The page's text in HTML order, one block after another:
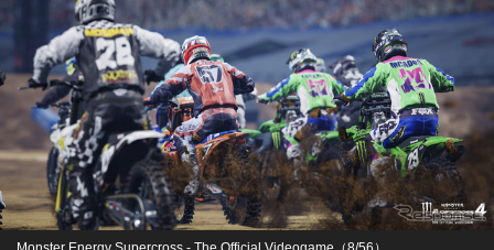
Monster Energy Supercross - The Official Videogame（8/56）